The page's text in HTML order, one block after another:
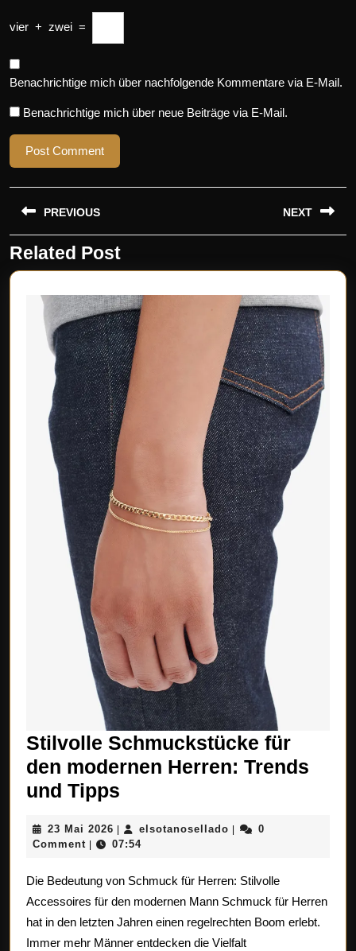
vier + zwei =
Benachrichtige mich über nachfolgende Kommentare via E-Mail.
Benachrichtige mich über neue Beiträge via E-Mail.
Beitragsnavigation
PREVIOUS
Previous
post:
NEXT
post:
Related Post
Stilvolle Schmuckstücke für
den modernen Herren: Trends
und Tipps
für
modernen
Herren:
Trends
23 Mai 2026 23
Mai
elsotanosellado elsotanosellado
0
Comment
07:54
Die Bedeutung von Schmuck für Herren: Stilvolle
Accessoires für den modernen Mann Schmuck für Herren
hat in den letzten Jahren einen regelrechten Boom erlebt.
Immer mehr Männer entdecken die Vielfalt